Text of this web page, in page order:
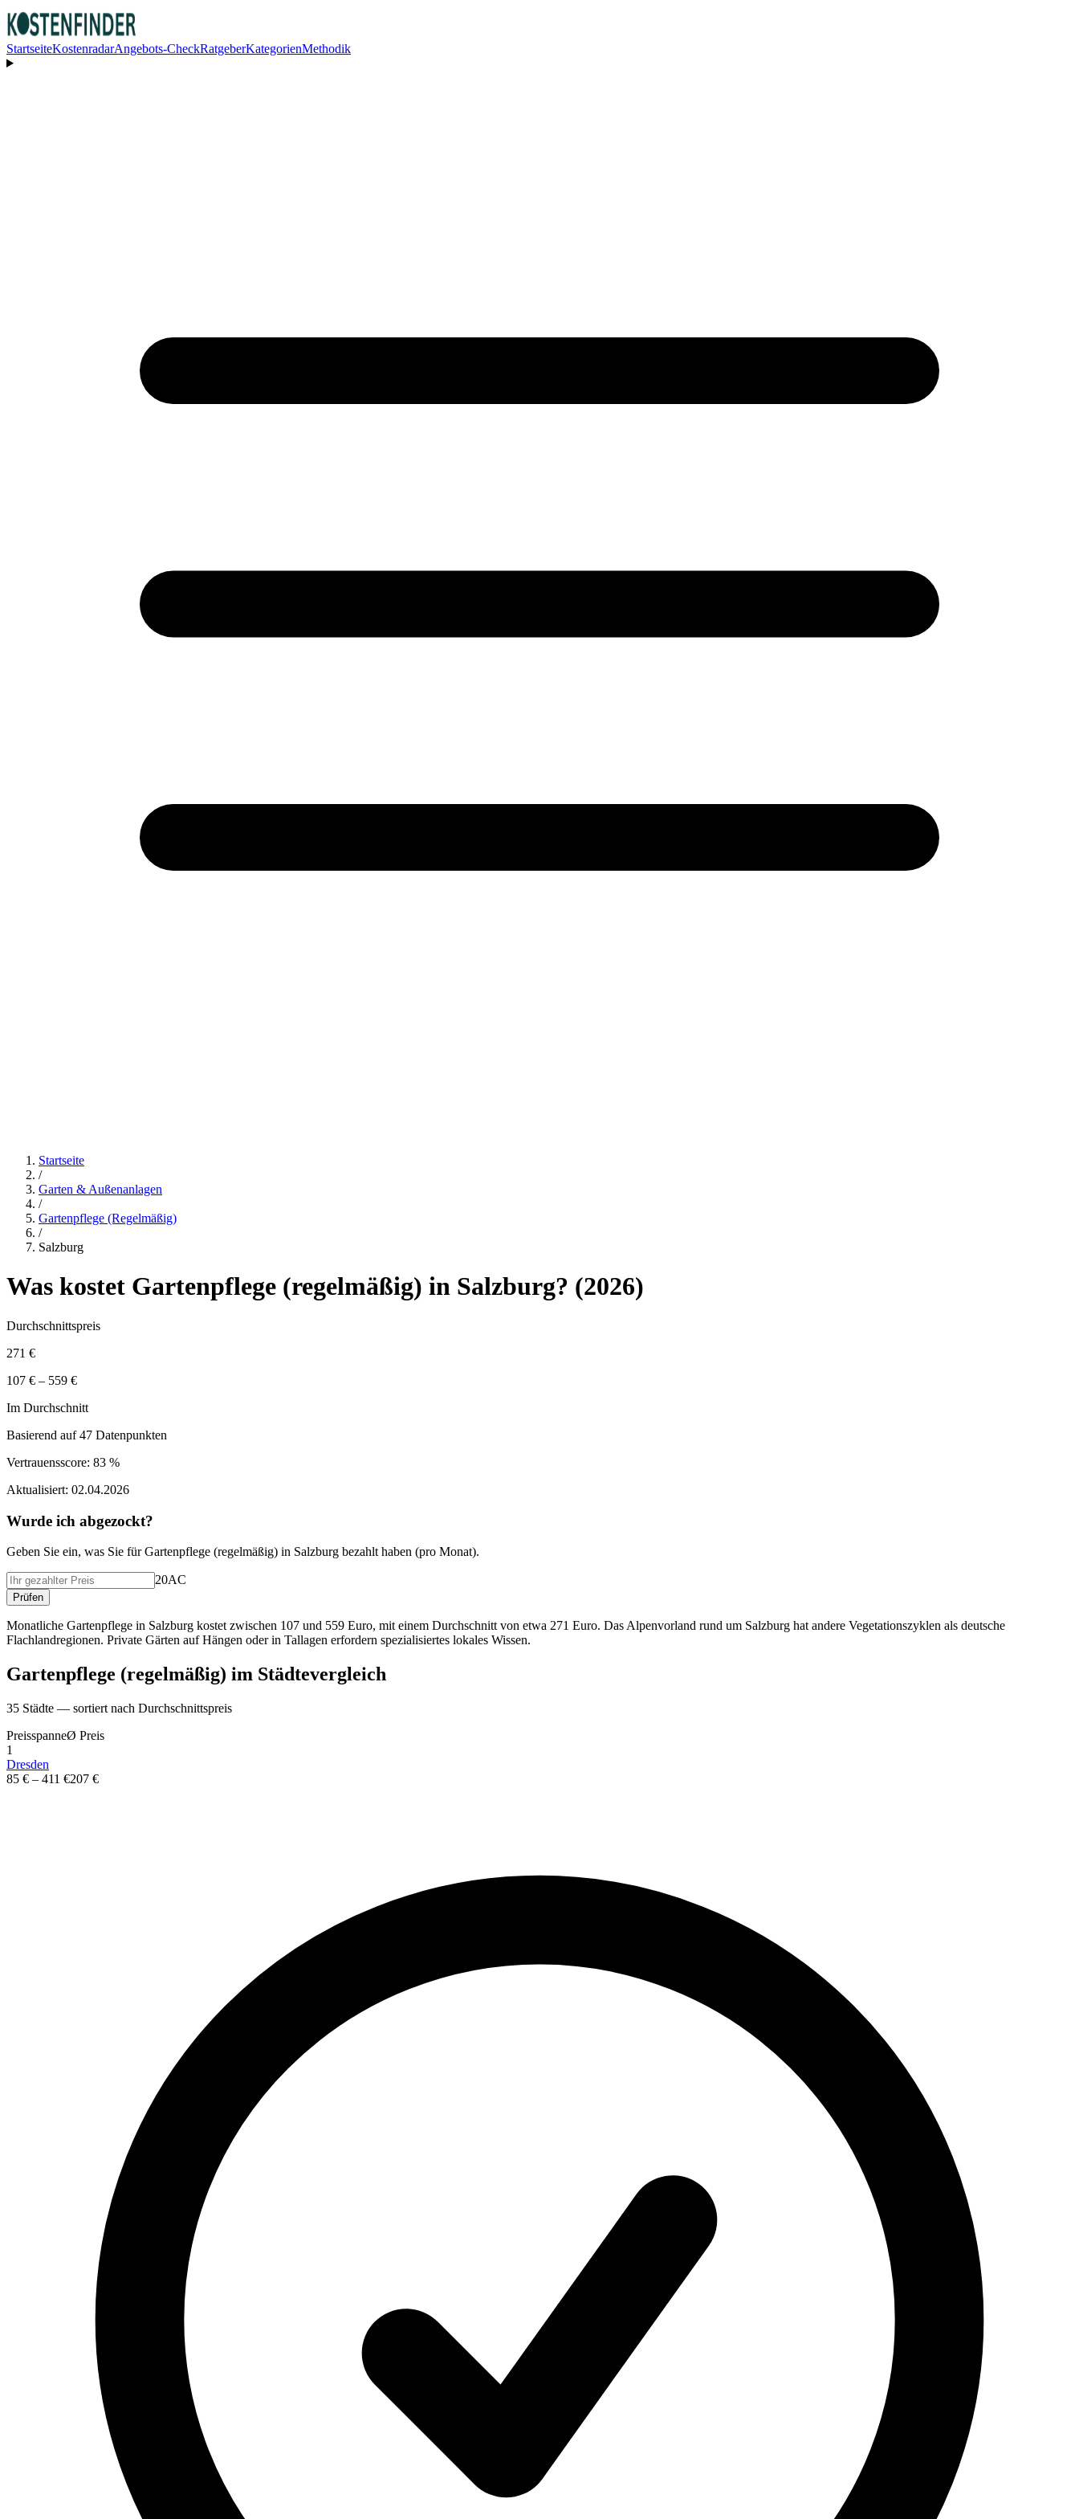
StartseiteKostenradarAngebots-CheckRatgeberKategorienMethodik
Startseite
/
Garten & Außenanlagen
/
Gartenpflege (regelmäßig)
/
Salzburg
Was kostet Gartenpflege (regelmäßig) in Salzburg? (2026)
Durchschnittspreis
271 €
107 € – 559 €
Im Durchschnitt
Basierend auf47 Datenpunkten
Vertrauensscore: 83 %
Aktualisiert: 02.04.2026
Wurde ich abgezockt?
Geben Sie ein, was Sie fürGartenpflege (regelmäßig) in Salzburg bezahlt haben (pro Monat).
20AC
Prüfen
Monatliche Gartenpflege in Salzburg kostet zwischen 107 und 559 Euro, mit einem Durchschnitt von etwa 271 Euro. Das Alpenvorland rund um Salzburg hat andere Vegetationszyklen als deutsche
Flachlandregionen. Private Gärten auf Hängen oder in Tallagen erfordern spezialisiertes lokales Wissen.
Gartenpflege (regelmäßig) im Städtevergleich
35 Städte — sortiert nach Durchschnittspreis
PreisspanneØ Preis
1
Dresden
85 € – 411 €207 €